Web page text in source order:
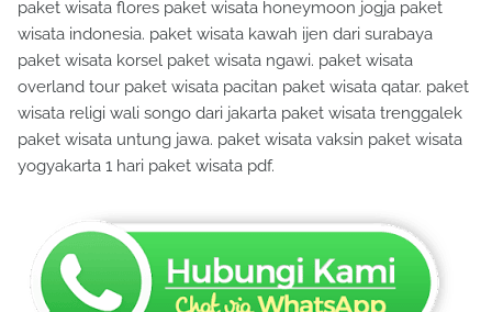
paket wisata flores paket wisata honeymoon jogja paket
wisata indonesia. paket wisata kawah ijen dari surabaya
paket wisata korsel paket wisata ngawi. paket wisata
overland tour paket wisata pacitan paket wisata qatar. paket
wisata religi wali songo dari jakarta paket wisata trenggalek
paket wisata untung jawa. paket wisata vaksin paket wisata
yogyakarta 1 hari paket wisata pdf.